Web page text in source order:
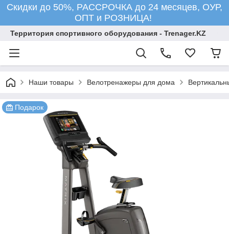
Скидки до 50%, РАССРОЧКА до 24 месяцев, ОУР,
ОПТ и РОЗНИЦА!
Территория спортивного оборудования - Trenager.KZ
Наши товары Велотренажеры для дома
Подарок